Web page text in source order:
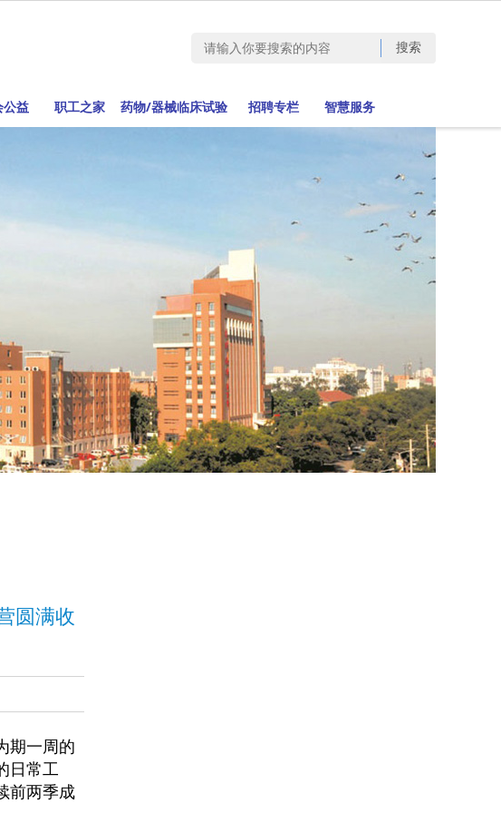
公益 职工之家 药物/器械临床试验 招聘专栏 智慧服务
圆满收
期一周的
日常工
前两季成